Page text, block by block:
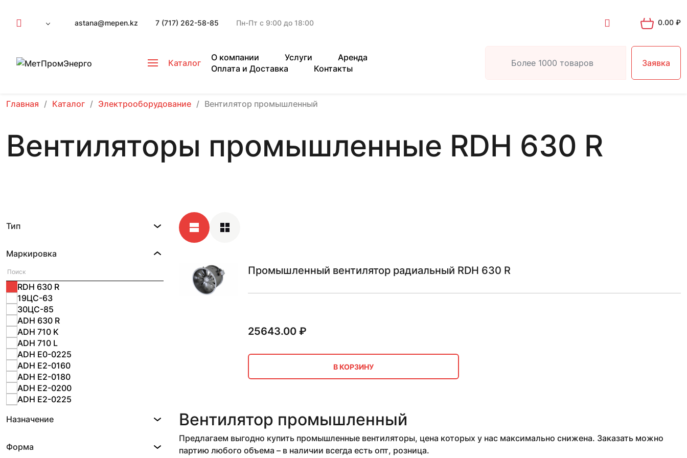
astana@mepen.kz 7 (717) 262-58-85 Пн-Пт с 9:00 до 18:00 0.00 ₽
Каталог
О компании Услуги
Аренда
Оплата и Доставка
Контакты
Заявка
Главная Каталог Электрооборудование Вентилятор промышленный
Вентиляторы промышленные RDH 630 R
Тип
Маркировка
19ЦС-63
30ЦС-85
ADH 630 R
ADH 710 K
ADH 710 L
ADH E0-0225
ADH E2-0160
ADH E2-0180
ADH E2-0200
ADH E2-0225
ADH E2-0315
ADH E2-0400
RDH 630 R
Назначение
Форма
Промышленный вентилятор радиальный RDH 630 R
25643.00₽
В КОРЗИНУ
Вентилятор промышленный
Предлагаем выгодно купить промышленные вентиляторы, цена которых у нас максимально снижена. Заказать можно
партию любого объема – в наличии всегда есть опт, розница.